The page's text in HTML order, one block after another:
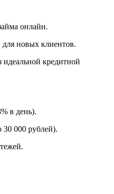
онлайн.
новых клиентов.
идеальной кредитной
в день).
000 рублей).